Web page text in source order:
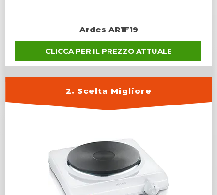
Ardes AR1F19
CLICCA PER IL PREZZO ATTUALE
2. Scelta Migliore